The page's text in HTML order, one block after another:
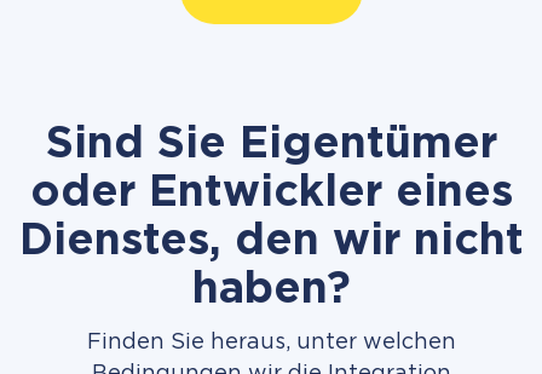
Sind Sie Eigentümer
oder Entwickler eines
Dienstes, den wir nicht
haben?
Finden Sie heraus, unter welchen